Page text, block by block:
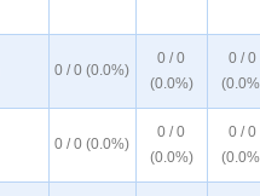
0 / 0 (0.0%)
0 / 0
(0.0%)
0 / 0
0 / 0 (0.0%)
0 / 0
(0.0%)
0 / 0